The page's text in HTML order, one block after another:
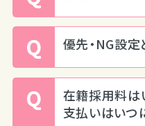
Q 優先・NG設定
Q
在籍採用料は
支払いはいつ